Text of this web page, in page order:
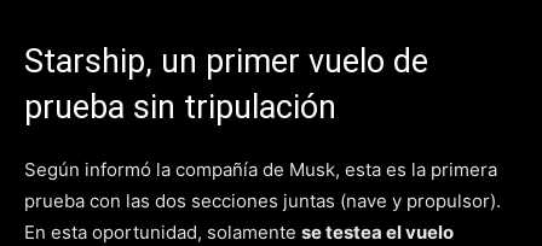
Starship, un primer vuelo de
prueba sin tripulación
Según informó la compañía de Musk, esta es la primera
prueba con las dos secciones juntas (nave y propulsor).
En esta oportunidad, solamente se testea el vuelo